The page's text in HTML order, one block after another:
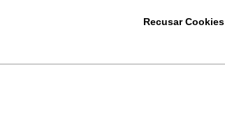
Recusar Cookies